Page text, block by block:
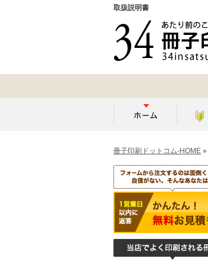
取扱説明書
冊子印刷ドットコム-HOME »